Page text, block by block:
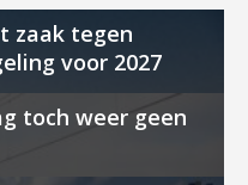
zaak tegen
voor 2027
toch weer geen